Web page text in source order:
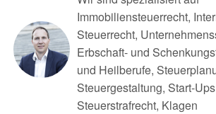
Immobiliensteuerrecht,
Steuerrecht,
Erbschaft- und
und Heilberufe,
Steuergestaltung, Start-
Steuerstrafrecht, Klagen